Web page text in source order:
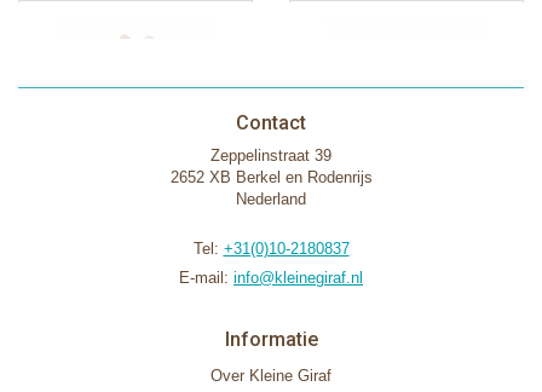
Contact
Zeppelinstraat 39
2652 XB Berkel en Rodenrijs
Nederland
Tel: +31(0)10-2180837
E-mail: info@kleinegiraf.nl
Informatie
Over Kleine Giraf